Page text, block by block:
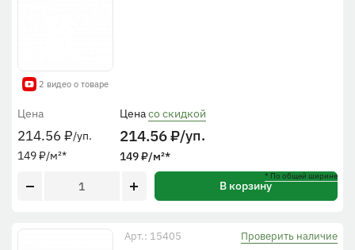
2 видео о товаре
Цена
214.56 ₽/уп.
149₽/м²*
Ценасо скидкой
214.56₽/уп.
149₽/м²*
* По общей ширине
В корзину
Арт.: 15405 Проверить наличие